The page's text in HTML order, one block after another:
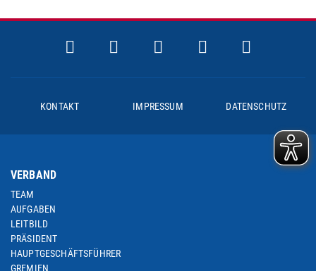
KONTAKT IMPRESSUM DATENSCHUTZ
VERBAND
TEAM
AUFGABEN
LEITBILD
PRÄSIDENT
HAUPTGESCHÄFTSFÜHRER
GREMIEN